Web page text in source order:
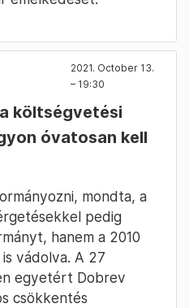
2021. October 13.
– 19:30
költségvetési
óvatosan kell
mondta, a
pedig
hanem a 2010
vádolva. A 27
egyetért Dobrev
csökkentés